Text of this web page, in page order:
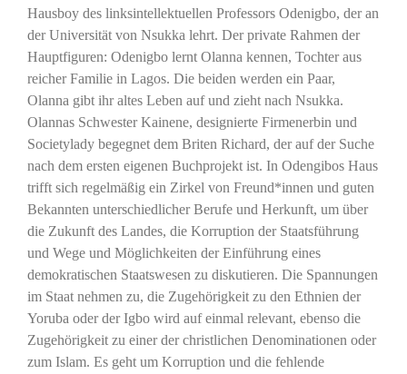
Hausboy des linksintellektuellen Professors Odenigbo, der an
der Universität von Nsukka lehrt. Der private Rahmen der
Hauptfiguren: Odenigbo lernt Olanna kennen, Tochter aus
reicher Familie in Lagos. Die beiden werden ein Paar,
Olanna gibt ihr altes Leben auf und zieht nach Nsukka.
Olannas Schwester Kainene, designierte Firmenerbin und
Societylady begegnet dem Briten Richard, der auf der Suche
nach dem ersten eigenen Buchprojekt ist. In Odengibos Haus
trifft sich regelmäßig ein Zirkel von Freund*innen und guten
Bekannten unterschiedlicher Berufe und Herkunft, um über
die Zukunft des Landes, die Korruption der Staatsführung
und Wege und Möglichkeiten der Einführung eines
demokratischen Staatswesen zu diskutieren. Die Spannungen
im Staat nehmen zu, die Zugehörigkeit zu den Ethnien der
Yoruba oder der Igbo wird auf einmal relevant, ebenso die
Zugehörigkeit zu einer der christlichen Denominationen oder
zum Islam. Es geht um Korruption und die fehlende